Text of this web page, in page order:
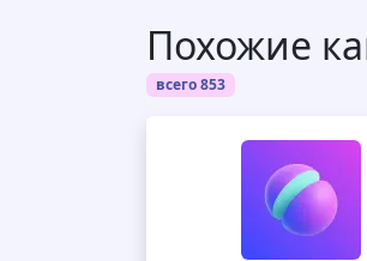
Похожие
всего 853